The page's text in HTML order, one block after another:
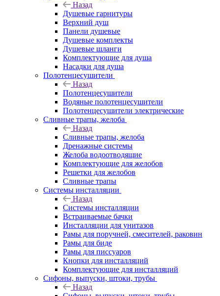
Назад
Душевые гарнитуры
Верхний душ
Панели душевые
Душевые комплекты
Душевые шланги
Комплектующие для душа
Насадки для душа
Полотенцесушители
Назад
Полотенцесушители
Водяные полотенцесушители
Полотенцесушители электрические
Сливные трапы, желоба
Назад
Сливные трапы, желоба
Дренажные системы
Желоба водоотводящие
Комплектующие для желобов
Решетки для желобов
Сливные трапы
Системы инсталляции
Назад
Системы инсталляции
Встраиваемые бачки
Инсталляции для унитазов
Рамы для поручней, смесителей, раковин
Рамы для биде
Рамы для писсуаров
Кнопки для инсталляций
Комплектующие для инсталляций
Сифоны, выпуски, штоки, трубы
Назад